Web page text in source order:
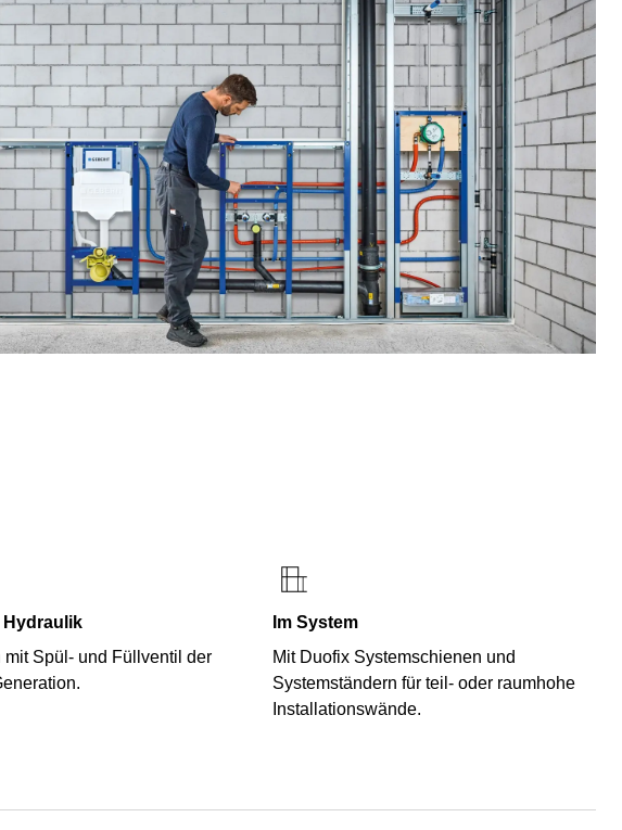
Hydraulik
mit Spül- und Füllventil der
Im System
Mit Duofix Systemschienen und
Systemständern für teil- oder raumhohe
Installationswände.